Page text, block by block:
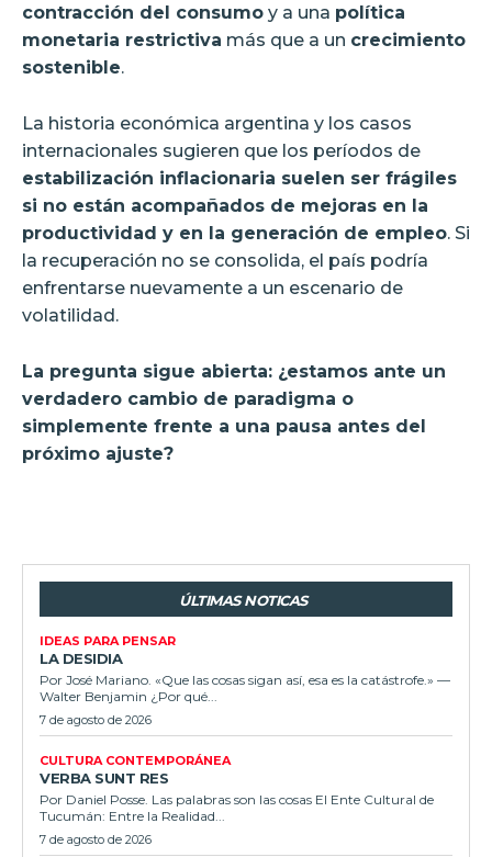
contracción del consumo y a una política
monetaria restrictiva más que a un crecimiento
sostenible.
La historia económica argentina y los casos
internacionales sugieren que los períodos de
estabilización inflacionaria suelen ser frágiles
si no están acompañados de mejoras en la
productividad y en la generación de empleo. Si
la recuperación no se consolida, el país podría
enfrentarse nuevamente a un escenario de
volatilidad.
La pregunta sigue abierta: ¿estamos ante un
verdadero cambio de paradigma o
simplemente frente a una pausa antes del
próximo ajuste?
ÚLTIMAS NOTICAS
IDEAS PARA PENSAR
LA DESIDIA
Por José Mariano. «Que las cosas sigan así, esa es la catástrofe.» —
Walter Benjamin ¿Por qué...
7 de agosto de 2026
CULTURA CONTEMPORÁNEA
VERBA SUNT RES
Por Daniel Posse. Las palabras son las cosas El Ente Cultural de
Tucumán: Entre la Realidad...
7 de agosto de 2026